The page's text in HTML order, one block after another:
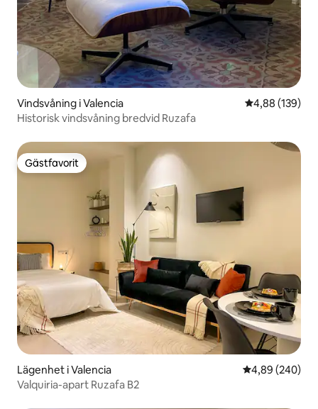
Vindsvåning i Valencia 4,88 av 5 i
4,88 (139)
Historisk vindsvåning bredvid Ruzafa
Gästfavorit
Gästfavorit
Lägenhet i Valencia 4,89 av 5 i
4,89 (240)
Valquiria-apart Ruzafa B2